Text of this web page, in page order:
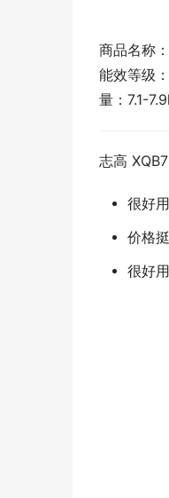
商品名称
能效等级
量：7.1-
志高
很好
价格
很好